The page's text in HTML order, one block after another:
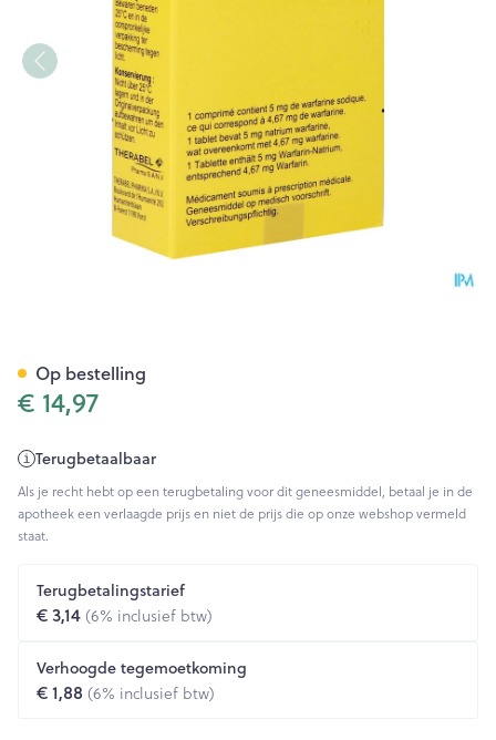
€ 14,97
Terugbetaalbaar
Als je recht hebt op een terugbetaling voor dit geneesmiddel, betaal je in de
apotheek een verlaagde prijs en niet de prijs die op onze webshop vermeld
staat.
Terugbetalingstarief
€ 3,14(6% inclusief btw)
Verhoogde tegemoetkoming
€ 1,88 (6% inclusief btw)
Op bestelling